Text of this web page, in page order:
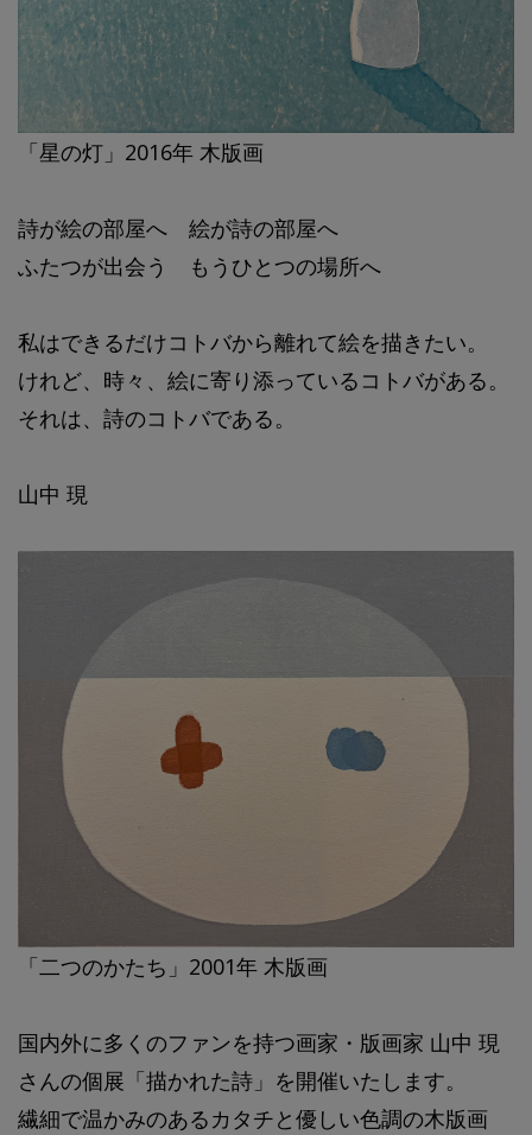
「星の灯」2016年 木版画
詩が絵の部屋へ 絵が詩の部屋へ
ふたつが出会う もうひとつの場所へ
私はできるだけコトバから離れて絵を描きたい。
けれど、時々、絵に寄り添っているコトバがある。
それは、詩のコトバである。
山中 現
「二つのかたち」2001年 木版画
国内外に多くのファンを持つ画家・版画家 山中 現
さんの個展「描かれた詩」を開催いたします。
繊細で温かみのあるカタチと優しい色調の木版画